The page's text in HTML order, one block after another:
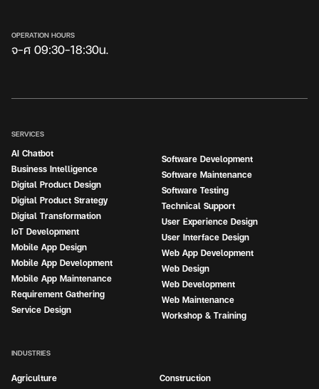
OPERATION HOURS
จ-ศ 09:30-18:30น.
SERVICES
AI Chatbot
Business Intelligence
Digital Product Design
Digital Product Strategy
Digital Transformation
IoT Development
Mobile App Design
Mobile App Development
Mobile App Maintenance
Requirement Gathering
Service Design
Software Development
Software Maintenance
Software Testing
Technical Support
User Experience Design
User Interface Design
Web App Development
Web Design
Web Development
Web Maintenance
Workshop & Training
INDUSTRIES
Agriculture
Construction